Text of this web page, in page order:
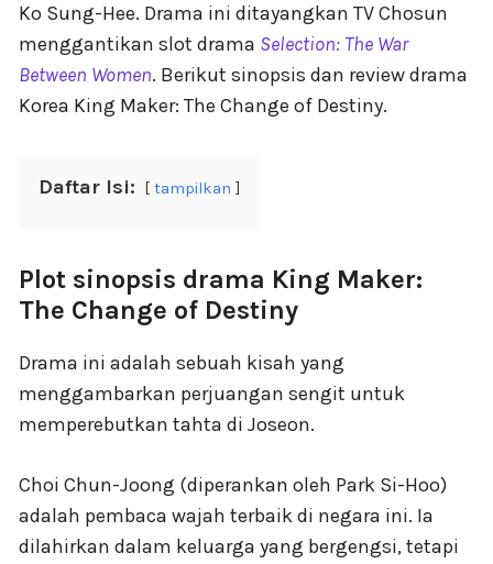
Ko Sung-Hee. Drama ini ditayangkan TV Chosun
menggantikan slot drama Selection: The War
Between Women. Berikut sinopsis dan review drama
Korea King Maker: The Change of Destiny.
Daftar Isi: tampilkan
Plot sinopsis drama King Maker:
The Change of Destiny
Drama ini adalah sebuah kisah yang
menggambarkan perjuangan sengit untuk
memperebutkan tahta di Joseon.
Choi Chun-Joong (diperankan oleh Park Si-Hoo)
adalah pembaca wajah terbaik di negara ini. Ia
dilahirkan dalam keluarga yang bergengsi, tetapi